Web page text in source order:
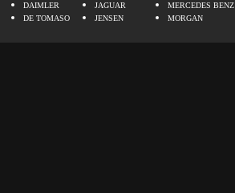
DAIMLER
DE TOMASO
JAGUAR
JENSEN
MERCEDES BENZ
MORGAN